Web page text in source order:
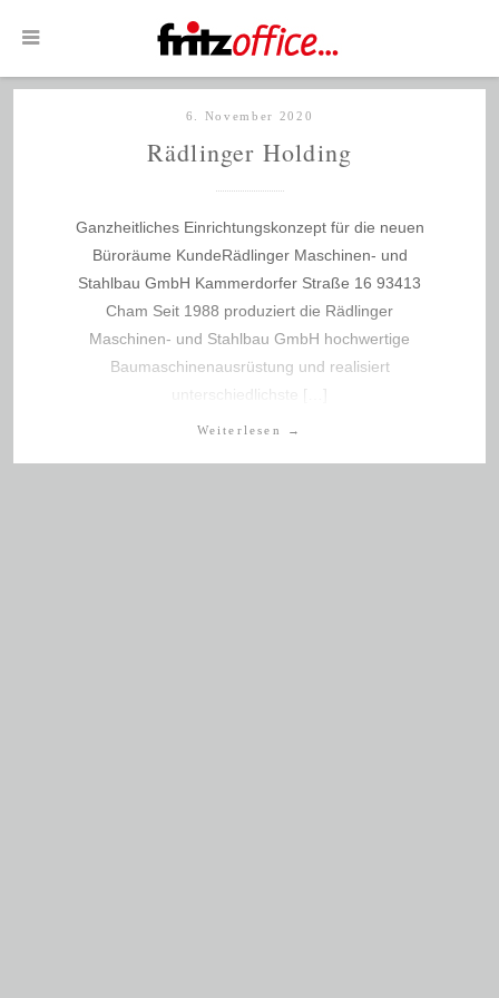
6. November 2020
Rädlinger Holding
Ganzheitliches Einrichtungskonzept für die neuen
Büroräume KundeRädlinger Maschinen- und
Stahlbau GmbH Kammerdorfer Straße 16 93413
Cham Seit 1988 produziert die Rädlinger
Maschinen- und Stahlbau GmbH hochwertige
Baumaschinenausrüstung und realisiert
unterschiedlichste […]
Weiterlesen →